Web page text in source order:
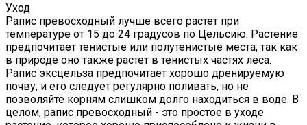
Уход
Рапис превосходный лучше всего растет при
температуре от 15 до 24 градусов по Цельсию. Растение
предпочитает тенистые или полутенистые места, так как
в природе оно также растет в тенистых частях леса.
Рапис эксцельза предпочитает хорошо дренируемую
почву, и его следует регулярно поливать, но не
позволяйте корням слишком долго находиться в воде. В
целом, рапис превосходный - это простое в уходе